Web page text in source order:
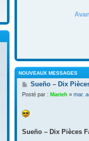
NOUVEAUX MESSAGES
M
s
a
g
Sueño – Dix
Posté par : Marieh » mar.
Sueño – Dix Pièces